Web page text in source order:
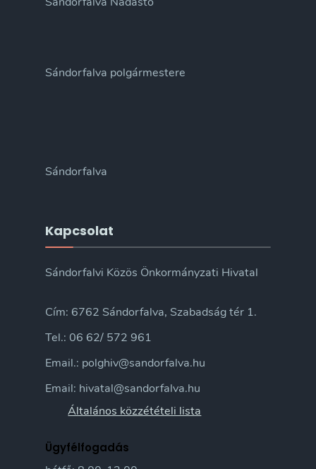
Sándorfalva polgármestere
Sándorfalva
Kapcsolat
Sándorfalvi Közös Önkormányzati Hivatal
Cím: 6762 Sándorfalva, Szabadság tér 1.
Tel.: 06 62/ 572 961
Email.: polghiv@sandorfalva.hu
Email: hivatal@sandorfalva.hu
Általános közzétételi lista
Ügyfélfogadás